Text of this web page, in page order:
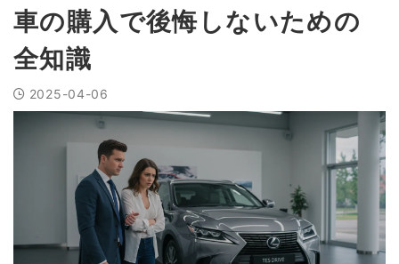
車の購入で後悔しないための
全知識
2025-04-06